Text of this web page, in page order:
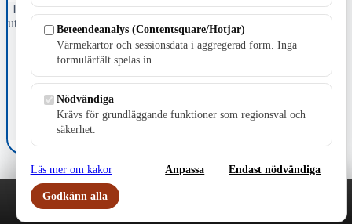
Fristående webbtidningsföretag grundat 1991 som sedan 2002 ger
ut tidningen Skillingaryd.nu och 2010 lanserades Värnamo.nu. Från
april 2026 omfattar Skillingaryd.nu tre kommuner: Gnosjö,
Värnamo och Vaggeryds kommun.
Kontakta oss
E-post: redaktionen@skillingaryd.nu
Postadress: Gisslaköp 1, 568 92 Skillingaryd
Beteendeanalys (Contentsquare/Hotjar)
Värmekartor och sessionsdata i aggregerad form. Inga
formulärfält spelas in.
Nödvändiga
Krävs för grundläggande funktioner som regionsval och
säkerhet.
Läs mer om kakor Anpassa Endast nödvändiga
Godkänn alla